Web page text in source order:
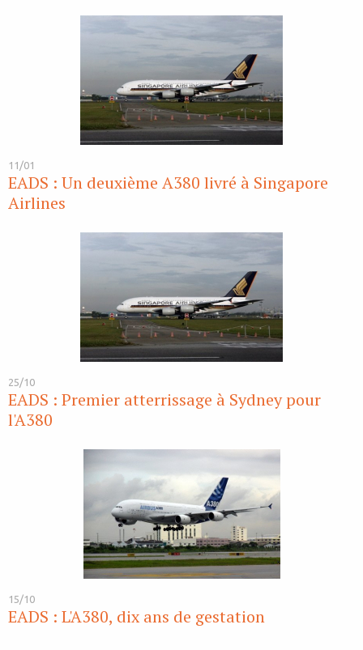
11/01
EADS : Un deuxième A380 livré à Singapore
Airlines
25/10
EADS : Premier atterrissage à Sydney pour
l'A380
15/10
EADS : L'A380, dix ans de gestation